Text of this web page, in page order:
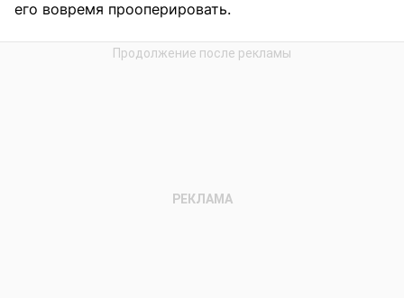
его вовремя прооперировать.